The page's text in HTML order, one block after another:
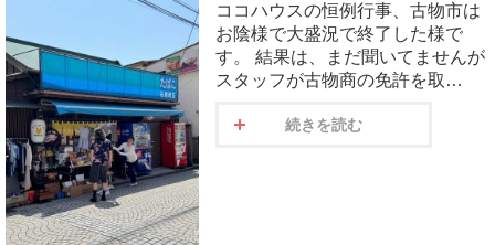
ココハウスの恒例行事、古物市は
お陰様で大盛況で終了した様で
す。 結果は、まだ聞いてませんが
スタッフが古物商の免許を取…
続きを読む